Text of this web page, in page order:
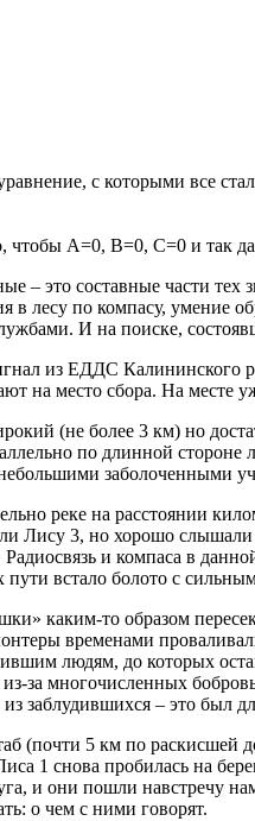
с которыми все
чтобы A=0, B=0, С=0 и так
– это составные части
лесу по компасу, умение
И на поиске,
из ЕДДС Калининского
на место сбора. На
(не более 3 км) но
по длинной
заболоченными
реке на расстоянии
Лису 3, но хорошо
и компаса в
встало болото с
каким-то образом
временами
людям, до которых
за многочисленных
заблудившихся – это был
(почти 5 км по раскисшей
1 снова пробилась на
и они пошли навстречу
о чем с ними говорят.